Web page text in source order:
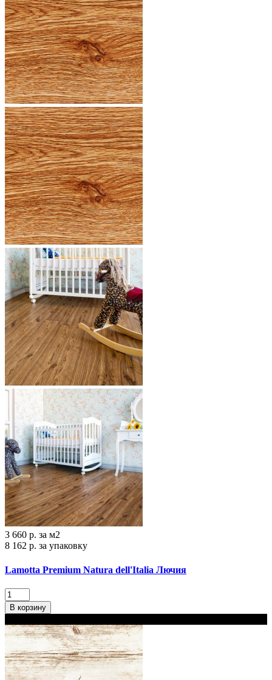
3 660 р. за м2
8 162 р. за упаковку
Lamotta Premium Natura dell'Italia Лючия
В корзину